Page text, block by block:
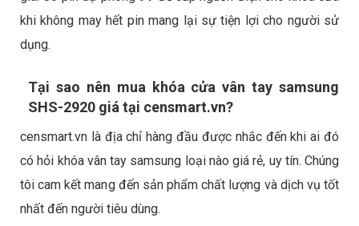
khi không may hết pin mang lại sự tiện lợi cho người sử
dụng.
Tại sao nên mua khóa cửa vân tay samsung
SHS-2920 giá tại censmart.vn?
censmart.vn là địa chỉ hàng đầu được nhắc đến khi ai đó
có hỏi khóa vân tay samsung loại nào giá rẻ, uy tín. Chúng
tôi cam kết mang đến sản phẩm chất lượng và dịch vụ tốt
nhất đến người tiêu dùng.